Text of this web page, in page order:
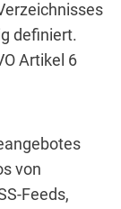
definiert.
Artikel 6
von
Feeds,